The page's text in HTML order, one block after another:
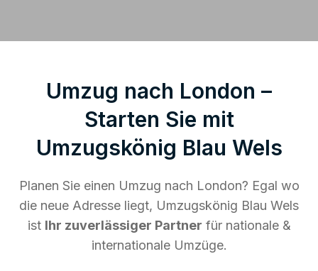
Umzug nach London –
Starten Sie mit
Umzugskönig Blau Wels
Planen Sie einen Umzug nach London? Egal wo
die neue Adresse liegt, Umzugskönig Blau Wels
ist Ihr zuverlässiger Partner für nationale &
internationale Umzüge.